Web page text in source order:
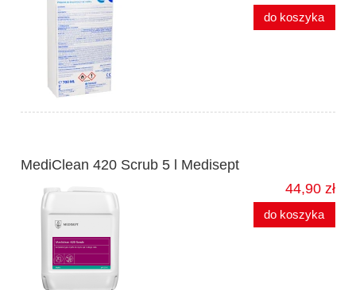
do koszyka
MediClean 420 Scrub 5 l Medisept
44,90 zł
do koszyka